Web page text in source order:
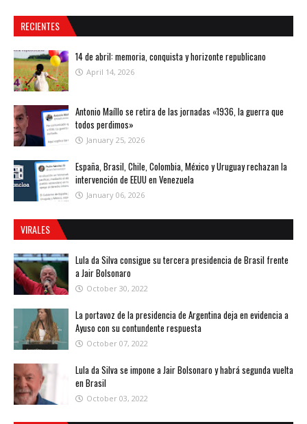
RECIENTES
14 de abril: memoria, conquista y horizonte republicano
April 14, 2026
Antonio Maíllo se retira de las jornadas «1936, la guerra que
todos perdimos»
January 25, 2026
España, Brasil, Chile, Colombia, México y Uruguay rechazan la
intervención de EEUU en Venezuela
January 06, 2026
VIRALES
Lula da Silva consigue su tercera presidencia de Brasil frente
a Jair Bolsonaro
October 30, 2022
La portavoz de la presidencia de Argentina deja en evidencia a
Ayuso con su contundente respuesta
October 07, 2022
Lula da Silva se impone a Jair Bolsonaro y habrá segunda vuelta
en Brasil
October 03, 2022